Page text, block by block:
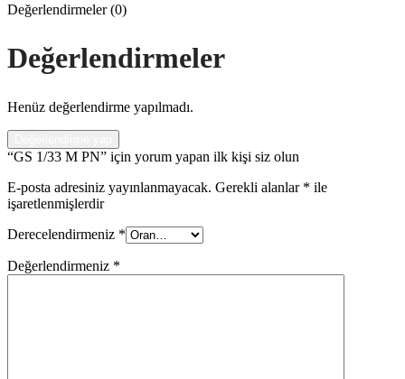
Değerlendirmeler (0)
Değerlendirmeler
Henüz değerlendirme yapılmadı.
“GS 1/33 M PN” için yorum yapan ilk kişi siz olun
E-posta adresiniz yayınlanmayacak. Gerekli alanlar * ile
işaretlenmişlerdir
Derecelendirmeniz *
Değerlendirmeniz *